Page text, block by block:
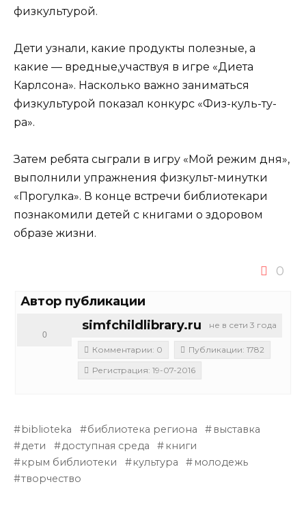
физкультурой.
Дети узнали, какие продукты полезные, а
какие — вредные,участвуя в игре «Диета
Карлсона». Насколько важно заниматься
физкультурой показал конкурс «Физ-куль-ту-
ра».
Затем ребята сыграли в игру «Мой режим дня»,
выполнили упражнения физкульт-минутки
«Прогулка». В конце встречи библиотекари
познакомили детей с книгами о здоровом
образе жизни.
0
Автор публикации
не в сети 3 года
simfchildlibrary.ru
0
Комментарии: 0
Публикации: 1782
Регистрация: 19-07-2016
biblioteka библиотека региона
выставка
дети
доступная среда
книги
крым библиотеки
культура
молодежь
творчество